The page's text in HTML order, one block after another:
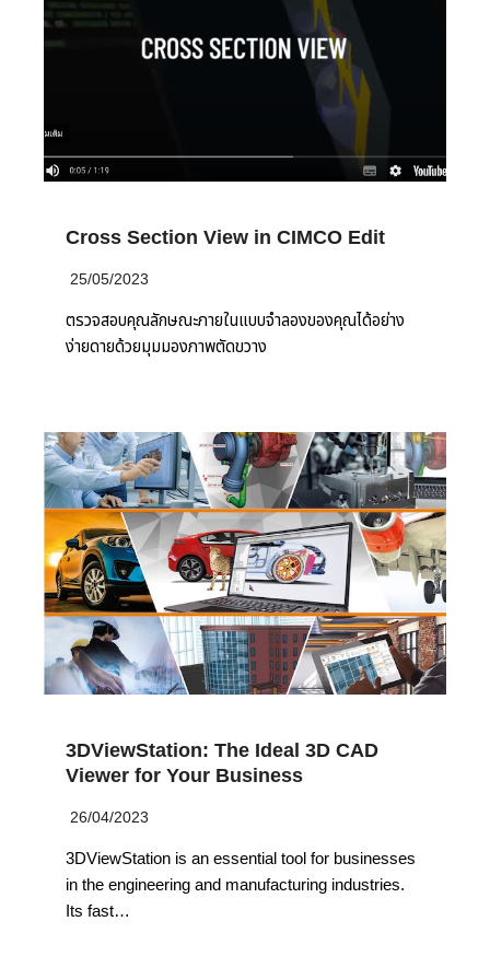
Cross Section View in CIMCO Edit
25/05/2023
ตรวจสอบคุณลักษณะภายในแบบจำลองของคุณได้อย่าง
ง่ายดายด้วยมุมมองภาพตัดขวาง
3DViewStation: The Ideal 3D CAD
Viewer for Your Business
26/04/2023
3DViewStation is an essential tool for businesses
in the engineering and manufacturing industries.
Its fast…